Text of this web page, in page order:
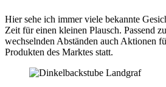
Hier sehe ich immer viele bekannte
Zeit für einen kleinen Plausch. Passend
wechselnden Abständen auch Aktionen
Produkten des Marktes statt.